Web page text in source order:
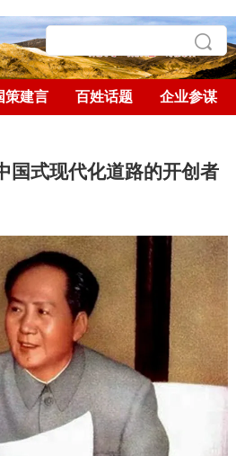
策建言 百姓话题 企业参谋
国式现代化道路的开创者